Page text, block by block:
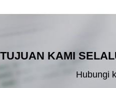
KAMI
Hubungi